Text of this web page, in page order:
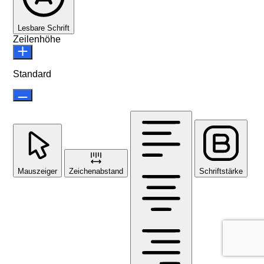
Lesbare Schrift
Zeilenhöhe
Standard
Mauszeiger Zeichenabstand Schriftstärke